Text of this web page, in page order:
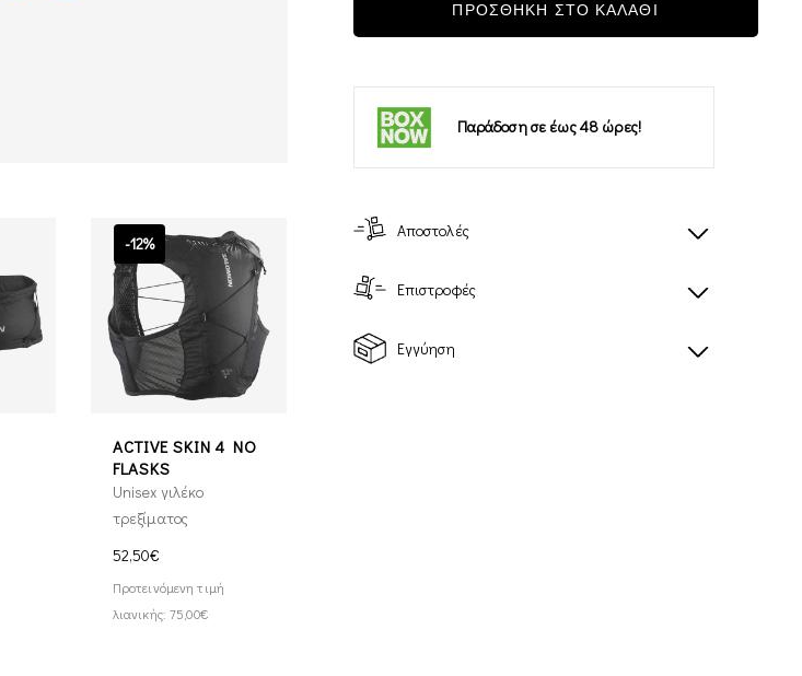
ΠΡΟΣΘΗΚΗ ΣΤΟ ΚΑΛΑΘΙ
Παράδοση σε έως 48 ώρες!
Αποστολές
Επιστροφές
Εγγύηση
-12%
ACTIVE SKIN 4 NO
FLASKS
Unisex γιλέκο
τρεξίματος
52,50€
Προτεινόμενη τιμή
λιανικής: 75,00€